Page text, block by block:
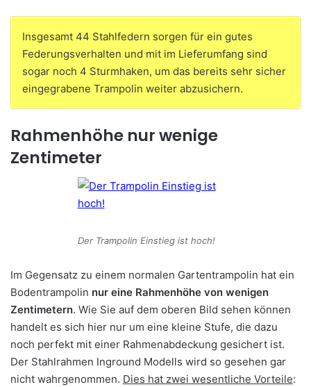
Insgesamt 44 Stahlfedern sorgen für ein gutes
Federungsverhalten und mit im Lieferumfang sind
sogar noch 4 Sturmhaken, um das bereits sehr sicher
eingegrabene Trampolin weiter abzusichern.
Rahmenhöhe nur wenige
Zentimeter
Der Trampolin Einstieg ist hoch!
Im Gegensatz zu einem normalen Gartentrampolin hat ein
Bodentrampolin nur eine Rahmenhöhe von wenigen
Zentimetern. Wie Sie auf dem oberen Bild sehen können
handelt es sich hier nur um eine kleine Stufe, die dazu
noch perfekt mit einer Rahmenabdeckung gesichert ist.
Der Stahlrahmen Inground Modells wird so gesehen gar
nicht wahrgenommen. Dies hat zwei wesentliche Vorteile: